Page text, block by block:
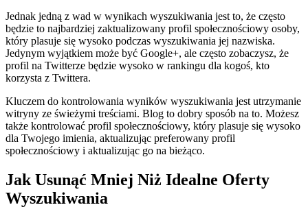
Jednak jedną z wad w wynikach wyszukiwania jest to, że często
będzie to najbardziej zaktualizowany profil społecznościowy osoby,
który plasuje się wysoko podczas wyszukiwania jej nazwiska.
Jedynym wyjątkiem może być Google+, ale często zobaczysz, że
profil na Twitterze będzie wysoko w rankingu dla kogoś, kto
korzysta z Twittera.
Kluczem do kontrolowania wyników wyszukiwania jest utrzymanie
witryny ze świeżymi treściami. Blog to dobry sposób na to. Możesz
także kontrolować profil społecznościowy, który plasuje się wysoko
dla Twojego imienia, aktualizując preferowany profil
społecznościowy i aktualizując go na bieżąco.
Jak Usunąć Mniej Niż Idealne Oferty
Wyszukiwania